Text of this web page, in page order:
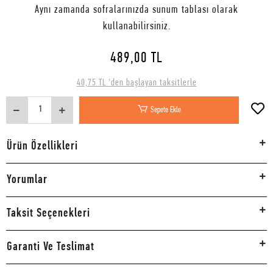
Aynı zamanda sofralarınızda sunum tablası olarak
kullanabilirsiniz.
489,00 TL
40,75 TL 'den başlayan taksitlerle
Sepete Ekle
Ürün Özellikleri
Yorumlar
Taksit Seçenekleri
Garanti Ve Teslimat